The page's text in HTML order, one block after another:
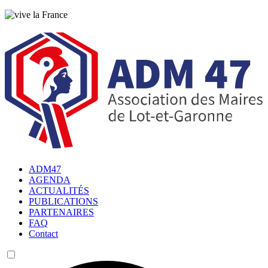
ADM47
AGENDA
ACTUALITÉS
PUBLICATIONS
PARTENAIRES
FAQ
Contact